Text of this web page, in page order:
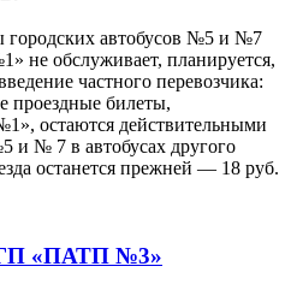
городских автобусов №5 и №7
обслуживает, планируется,
частного перевозчика:
билеты,
остаются действительными
и № 7 в автобусах другого
останется прежней — 18 руб.
ГП «ПАТП №3»